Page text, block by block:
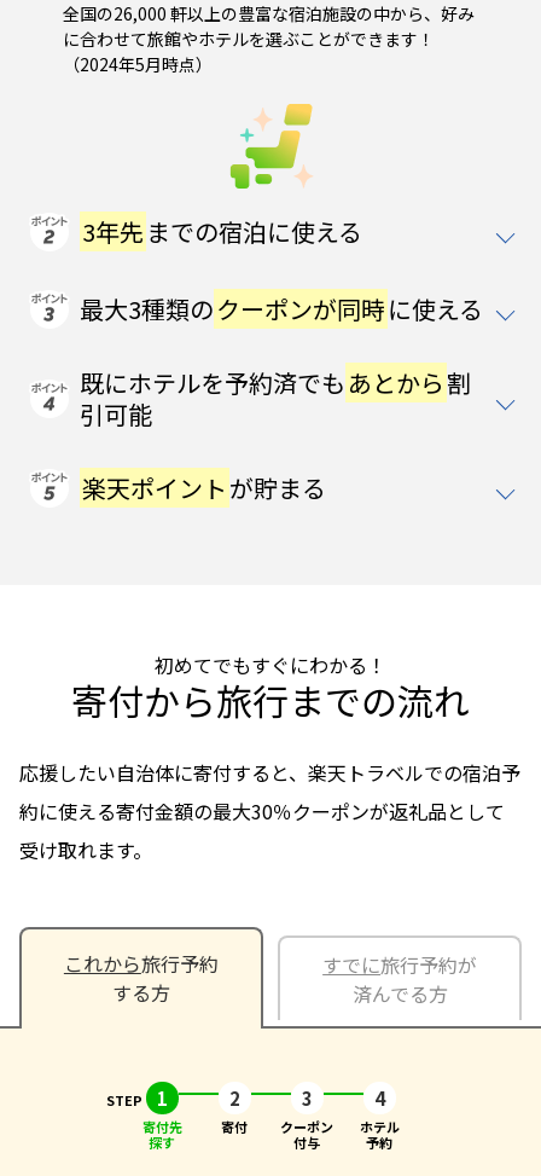
全国の26,000 軒以上の豊富な宿泊施設の中から、好み
に合わせて旅館やホテルを選ぶことができます！
（2024年5月時点）
3年先 までの宿泊に使える
最大3種類のクーポンが同時に使える
既にホテルを予約済でも あとから 割
引可能
楽天ポイント が貯まる
初めてでもすぐにわかる！
寄付から旅行までの流れ
応援したい自治体に寄付すると、楽天トラベルでの宿泊予
約に使える寄付金額の最大30％クーポンが返礼品として
受け取れます。
これから旅行予約
する方
すでに旅行予約が
済んでる方
1
寄付先
探す
2
寄付
3
クーポン
付与
4
ホテル
予約